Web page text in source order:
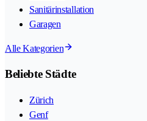
Sanitärinstallation
Garagen
Alle Kategorien
Beliebte Städte
Zürich
Genf